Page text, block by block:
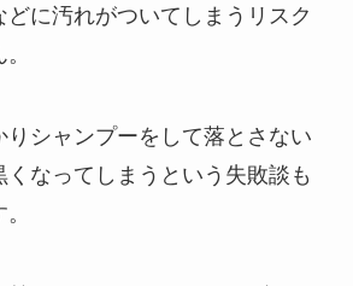
に汚れがついてしまうリスク
りシャンプーをして落とさない
くなってしまうという失敗談も